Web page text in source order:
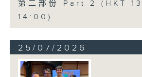
第二部份 Part 2 (HKT
14:00)
25/07/2026